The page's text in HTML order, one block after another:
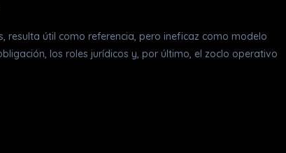
resulta útil como referencia, pero ineficaz como modelo
los roles jurídicos y, por último, el zoclo operativo